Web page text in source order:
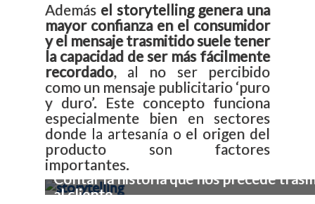
Además el storytelling genera una
mayor confianza en el consumidor
y el mensaje trasmitido suele tener
la capacidad de ser más fácilmente
recordado, al no ser percibido
como un mensaje publicitario ‘puro
y duro’. Este concepto funciona
especialmente bien en sectores
donde la artesanía o el origen del
producto son factores
importantes.
Contar la historia que nos precede
al cliente.